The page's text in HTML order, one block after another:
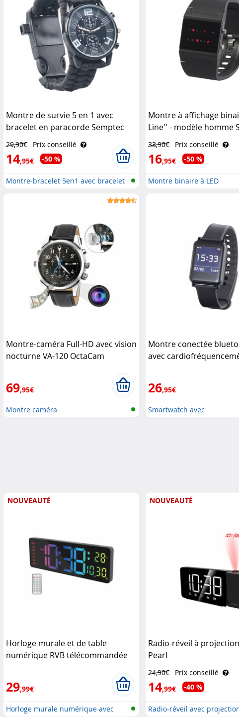
Montre de survie 5 en 1 avec
bracelet en paracorde Semptec
29,90€ Prix conseillé
14,95€ -50 %
Montre-bracelet 5en1 avec bracelet
Montre à affichage
Line'' - modèle homme
33,90€ Prix conseillé
16,95€ -50 %
Montre binaire à LED
Montre-caméra Full-HD avec vision
nocturne VA-120 OctaCam
69,95€
Montre caméra
Montre conectée
avec
26,95€
Smartwatch avec
NOUVEAUTÉ
Horloge murale et de table
numérique RVB télécommandée
29,99€
Horloge murale numérique avec
NOUVEAUTÉ
Radio-réveil à
Pearl
24,90€ Prix conseillé
14,99€ -40 %
Radio-réveil avec